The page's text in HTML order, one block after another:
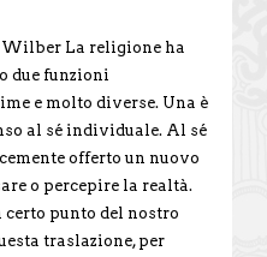
Wilber La religione ha
due funzioni
e molto diverse. Una è
al sé individuale. Al sé
offerto un nuovo
o percepire la realtà.
certo punto del nostro
traslazione, per